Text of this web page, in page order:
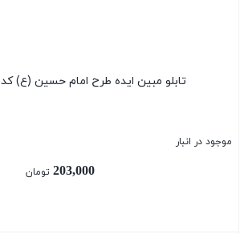
تابلو مبین ایده طرح امام حسین (ع) کد ۱۱۰ ابعاد ۲۵*۹
موجود در انبار
203,000 تومان